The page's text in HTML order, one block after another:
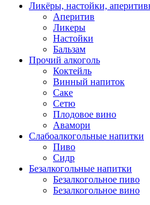
Ликёры, настойки,
Аперитив
Ликеры
Настойки
Бальзам
Прочий алкоголь
Коктейль
Винный напиток
Саке
Сетю
Плодовое вино
Авамори
Слабоалкогольные напитки
Пиво
Сидр
Безалкогольные напитки
Безалкогольное пиво
Безалкогольное вино